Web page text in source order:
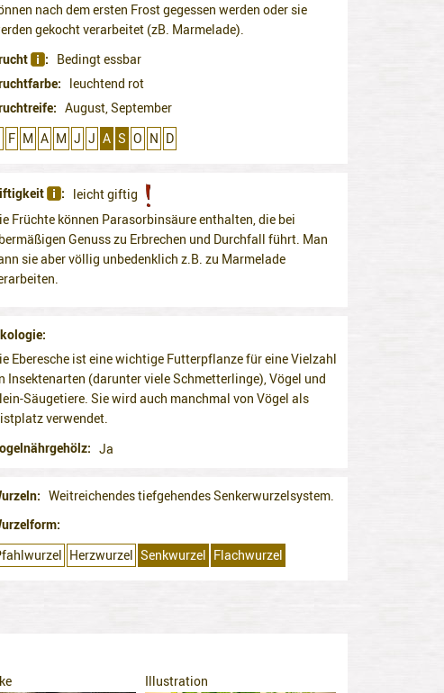
nach dem ersten Frost gegessen werden oder sie
gekocht verarbeitet (zB. Marmelade).
Bedingt essbar
leuchtend rot
August, September
F M A M J J A S O N D
leicht giftig
Früchte können Parasorbinsäure enthalten, die bei
Genuss zu Erbrechen und Durchfall führt. Man
sie aber völlig unbedenklich z.B. zu Marmelade
Eberesche ist eine wichtige Futterpflanze für eine Vielzahl
Insektenarten (darunter viele Schmetterlinge), Vögel und
Säugetiere. Sie wird auch manchmal von Vögel als
verwendet.
Ja
Weitreichendes tiefgehendes Senkerwurzelsystem.
Herzwurzel Senkwurzel Flachwurzel
Illustration